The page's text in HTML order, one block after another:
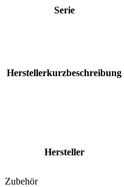
Serie
Herstellerkurzbeschreibung
Hersteller
Zubehör